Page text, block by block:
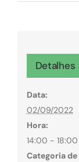
Detalhes
Data:
02/09/2022
Hora:
14:00 - 18:00
Categoria de